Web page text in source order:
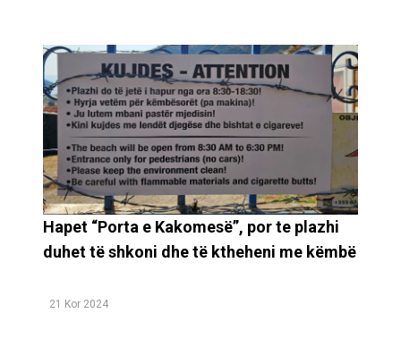
Hapet “Porta e Kakomesë”, por te plazhi
duhet të shkoni dhe të ktheheni me këmbë
21 Kor 2024